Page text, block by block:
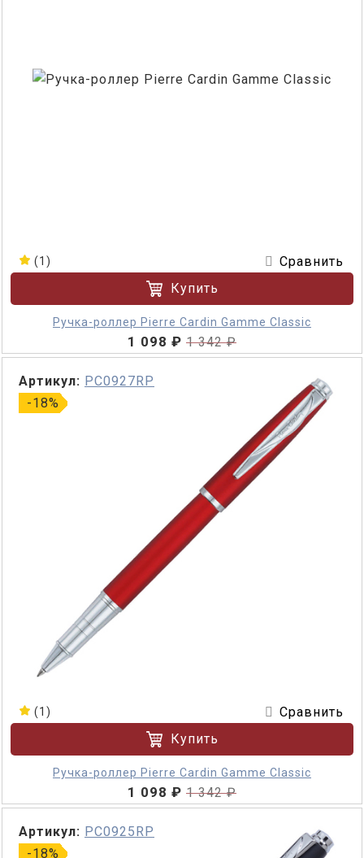
(1)
Сравнить
Купить
Ручка-роллер Pierre Cardin Gamme Classic
1 098 ₽ 1 342 ₽
-18%
Артикул: PC0927RP
(1)
Сравнить
Купить
Ручка-роллер Pierre Cardin Gamme Classic
1 098 ₽ 1 342 ₽
-18%
Артикул: PC0925RP